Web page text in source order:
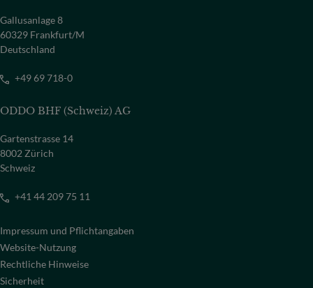
Gallusanlage 8
60329 Frankfurt/M
Deutschland
+49 69 718-0
ODDO BHF (Schweiz) AG
Gartenstrasse 14
8002 Zürich
Schweiz
+41 44 209 75 11
Impressum und Pflichtangaben
Website-Nutzung
Rechtliche Hinweise
Sicherheit